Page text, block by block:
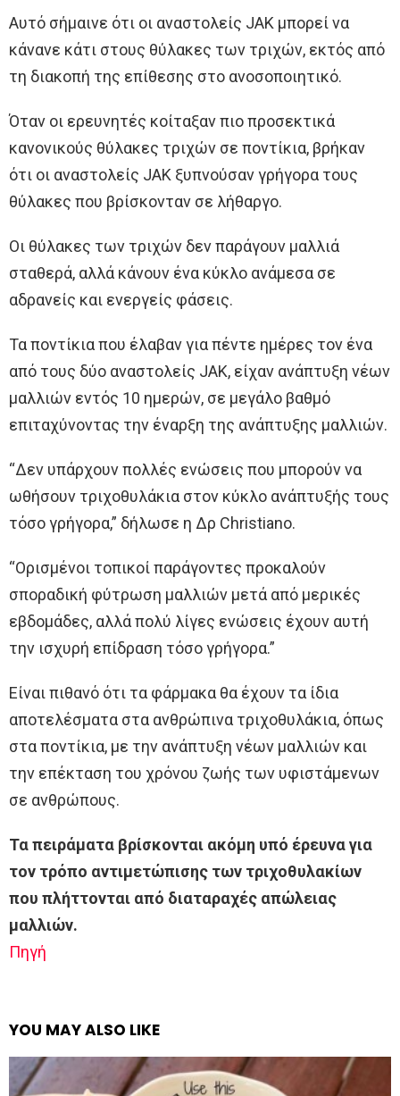
Αυτό σήμαινε ότι οι αναστολείς JAK μπορεί να
κάνανε κάτι στους θύλακες των τριχών, εκτός από
τη διακοπή της επίθεσης στο ανοσοποιητικό.
Όταν οι ερευνητές κοίταξαν πιο προσεκτικά
κανονικούς θύλακες τριχών σε ποντίκια, βρήκαν
ότι οι αναστολείς JAK ξυπνούσαν γρήγορα τους
θύλακες που βρίσκονταν σε λήθαργο.
Οι θύλακες των τριχών δεν παράγουν μαλλιά
σταθερά, αλλά κάνουν ένα κύκλο ανάμεσα σε
αδρανείς και ενεργείς φάσεις.
Τα ποντίκια που έλαβαν για πέντε ημέρες τον ένα
από τους δύο αναστολείς JAK, είχαν ανάπτυξη νέων
μαλλιών εντός 10 ημερών, σε μεγάλο βαθμό
επιταχύνοντας την έναρξη της ανάπτυξης μαλλιών.
“Δεν υπάρχουν πολλές ενώσεις που μπορούν να
ωθήσουν τριχοθυλάκια στον κύκλο ανάπτυξής τους
τόσο γρήγορα,” δήλωσε η Δρ Christiano.
“Ορισμένοι τοπικοί παράγοντες προκαλούν
σποραδική φύτρωση μαλλιών μετά από μερικές
εβδομάδες, αλλά πολύ λίγες ενώσεις έχουν αυτή
την ισχυρή επίδραση τόσο γρήγορα.”
Είναι πιθανό ότι τα φάρμακα θα έχουν τα ίδια
αποτελέσματα στα ανθρώπινα τριχοθυλάκια, όπως
στα ποντίκια, με την ανάπτυξη νέων μαλλιών και
την επέκταση του χρόνου ζωής των υφιστάμενων
σε ανθρώπους.
Τα πειράματα βρίσκονται ακόμη υπό έρευνα για
τον τρόπο αντιμετώπισης των τριχοθυλακίων
που πλήττονται από διαταραχές απώλειας
μαλλιών.
Πηγή
YOU MAY ALSO LIKE